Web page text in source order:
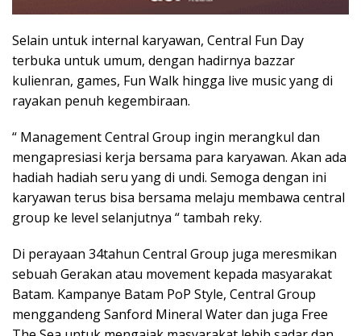
Selain untuk internal karyawan, Central Fun Day
terbuka untuk umum, dengan hadirnya bazzar
kulienran, games, Fun Walk hingga live music yang di
rayakan penuh kegembiraan.
“ Management Central Group ingin merangkul dan
mengapresiasi kerja bersama para karyawan. Akan ada
hadiah hadiah seru yang di undi. Semoga dengan ini
karyawan terus bisa bersama melaju membawa central
group ke level selanjutnya “ tambah reky.
Di perayaan 34tahun Central Group juga meresmikan
sebuah Gerakan atau movement kepada masyarakat
Batam. Kampanye Batam PoP Style, Central Group
menggandeng Sanford Mineral Water dan juga Free